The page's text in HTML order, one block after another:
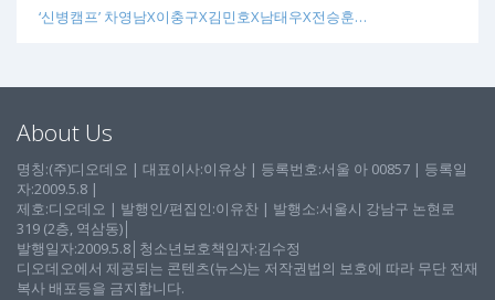
‘신병캠프’ 차영남X이충구X김민호X남태우X전승훈…
About Us
명칭:(주)디오데오 | 대표이사:이유상 | 등록번호:서울 아 00857 | 등록일
자:2009.5.8 |
제호:디오데오 | 발행인/편집인:이유찬 | 발행소:서울시 강남구 논현로
319 (2층, 역삼동)│
발행일자:2009.5.8│청소년보호책임자:김수정
디오데오에서 제공되는 콘텐츠(뉴스)는 저작권법의 보호에 따라 무단 전재
복사 배포등을 금지합니다.